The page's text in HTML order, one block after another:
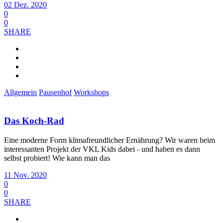
02 Dez. 2020
0
0
SHARE
Allgemein Pausenhof Workshops
Das Koch-Rad
Eine moderne Form klimafreundlicher Ernährung? Wir waren beim
interessanten Projekt der VKL Kids dabei - und haben es dann
selbst probiert! Wie kann man das
11 Nov. 2020
0
0
SHARE